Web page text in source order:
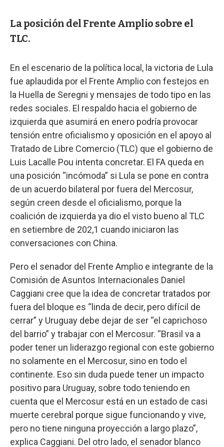
La posición del Frente Amplio sobre el
TLC.
En el escenario de la política local, la victoria de Lula
fue aplaudida por el Frente Amplio con festejos en
la Huella de Seregni y mensajes de todo tipo en las
redes sociales. El respaldo hacia el gobierno de
izquierda que asumirá en enero podría provocar
tensión entre oficialismo y oposición en el apoyo al
Tratado de Libre Comercio (TLC) que el gobierno de
Luis Lacalle Pou intenta concretar. El FA queda en
una posición “incómoda” si Lula se pone en contra
de un acuerdo bilateral por fuera del Mercosur,
según creen desde el oficialismo, porque la
coalición de izquierda ya dio el visto bueno al TLC
en setiembre de 202,1 cuando iniciaron las
conversaciones con China.
Pero el senador del Frente Amplio e integrante de la
Comisión de Asuntos Internacionales Daniel
Caggiani cree que la idea de concretar tratados por
fuera del bloque es “linda de decir, pero difícil de
cerrar” y Uruguay debe dejar de ser “el caprichoso
del barrio” y trabajar con el Mercosur. “Brasil va a
poder tener un liderazgo regional con este gobierno
no solamente en el Mercosur, sino en todo el
continente. Eso sin duda puede tener un impacto
positivo para Uruguay, sobre todo teniendo en
cuenta que el Mercosur está en un estado de casi
muerte cerebral porque sigue funcionando y vive,
pero no tiene ninguna proyección a largo plazo”,
explica Caggiani. Del otro lado, el senador blanco